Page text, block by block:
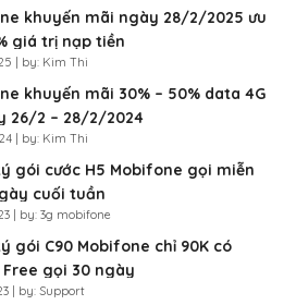
khuyến mãi ngày 28/2/2025 ưu
giá trị nạp tiền
| by: Kim Thi
khuyến mãi 30% – 50% data 4G
26/2 – 28/2/2024
| by: Kim Thi
gói cước H5 Mobifone gọi miễn
cuối tuần
| by: 3g mobifone
gói C90 Mobifone chỉ 90K có
Free gọi 30 ngày
| by: Support